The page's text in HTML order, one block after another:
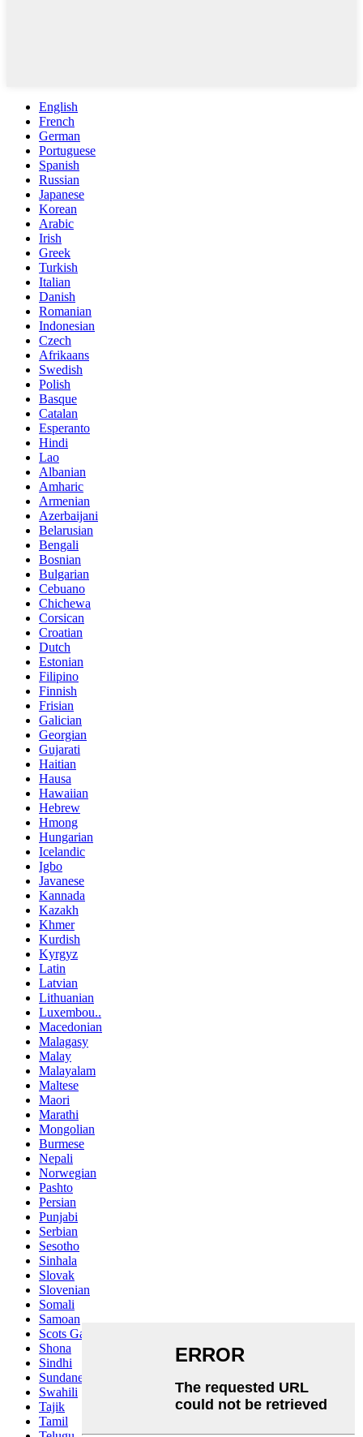
English
French
German
Portuguese
Spanish
Russian
Japanese
Korean
Arabic
Irish
Greek
Turkish
Italian
Danish
Romanian
Indonesian
Czech
Afrikaans
Swedish
Polish
Basque
Catalan
Esperanto
Hindi
Lao
Albanian
Amharic
Armenian
Azerbaijani
Belarusian
Bengali
Bosnian
Bulgarian
Cebuano
Chichewa
Corsican
Croatian
Dutch
Estonian
Filipino
Finnish
Frisian
Galician
Georgian
Gujarati
Haitian
Hausa
Hawaiian
Hebrew
Hmong
Hungarian
Icelandic
Igbo
Javanese
Kannada
Kazakh
Khmer
Kurdish
Kyrgyz
Latin
Latvian
Lithuanian
Luxembou..
Macedonian
Malagasy
Malay
Malayalam
Maltese
Maori
Marathi
Mongolian
Burmese
Nepali
Norwegian
Pashto
Persian
Punjabi
Serbian
Sesotho
Sinhala
Slovak
Slovenian
Somali
Samoan
Scots Gaelic
Shona
Sindhi
Sundanese
Swahili
Tajik
Tamil